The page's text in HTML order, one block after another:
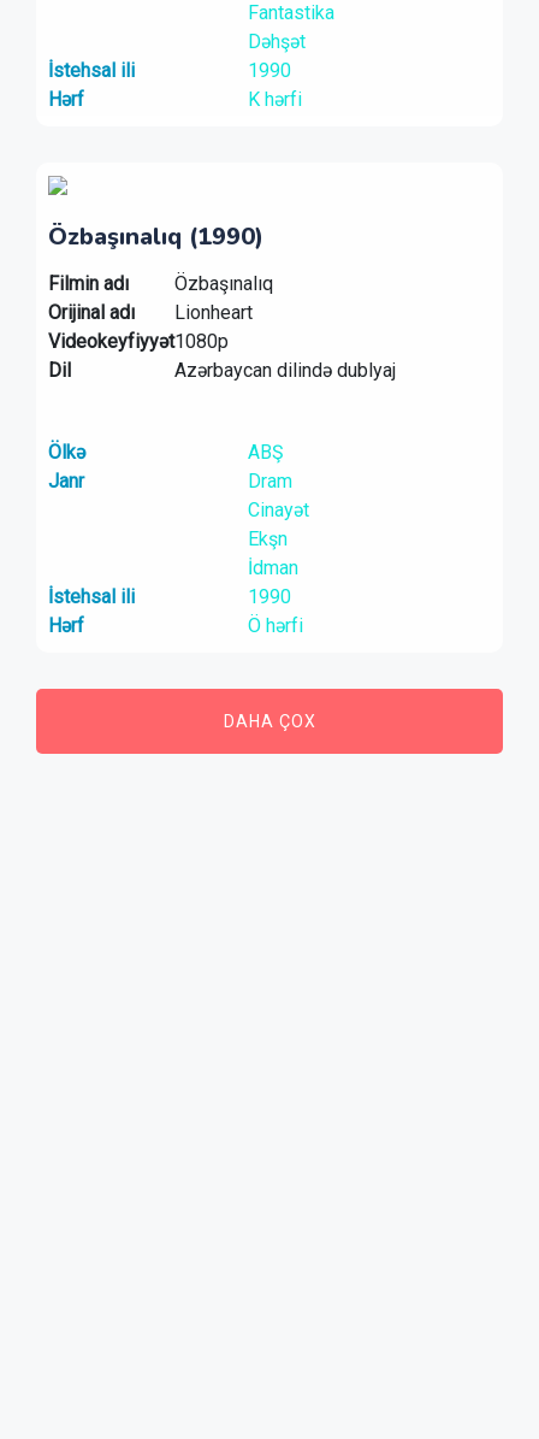
Fantastika
Dəhşət
İstehsal ili
1990
Hərf
K hərfi
Özbaşınalıq (1990)
Filmin adı
Özbaşınalıq
Orijinal adı
Lionheart
Videokeyfiyyət1080p
Dil
Azərbaycan dilində dublyaj
Ölkə
ABŞ
Janr
Dram
Cinayət
Ekşn
İdman
İstehsal ili
1990
Hərf
Ö hərfi
DAHA ÇOX